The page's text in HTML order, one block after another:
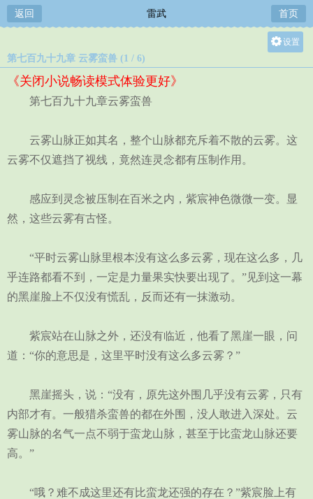
返回 雷武 首页
设置
第七百九十九章 云雾蛮兽 (1 / 6)
《关闭小说畅读模式体验更好》
第七百九十九章云雾蛮兽
云雾山脉正如其名，整个山脉都充斥着不散的云雾。这
云雾不仅遮挡了视线，竟然连灵念都有压制作用。
感应到灵念被压制在百米之内，紫宸神色微微一变。显
然，这些云雾有古怪。
“平时云雾山脉里根本没有这么多云雾，现在这么多，几
乎连路都看不到，一定是力量果实快要出现了。”见到这一幕
的黑崖脸上不仅没有慌乱，反而还有一抹激动。
紫宸站在山脉之外，还没有临近，他看了黑崖一眼，问
道：“你的意思是，这里平时没有这么多云雾？”
黑崖摇头，说：“没有，原先这外围几乎没有云雾，只有
内部才有。一般猎杀蛮兽的都在外围，没人敢进入深处。云
雾山脉的名气一点不弱于蛮龙山脉，甚至于比蛮龙山脉还要
高。”
“哦？难不成这里还有比蛮龙还强的存在？”紫宸脸上有